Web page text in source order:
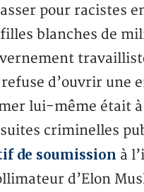
pour racistes
blanches de
d’ouvrir une
lui-même était
criminelles
de soumission à
d’Elon